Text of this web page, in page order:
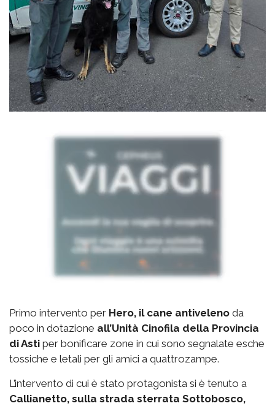
Primo intervento per Hero, il cane antiveleno da
poco in dotazione all’Unità Cinofila della Provincia
di Asti per bonificare zone in cui sono segnalate esche
tossiche e letali per gli amici a quattrozampe.
L’intervento di cui è stato protagonista si è tenuto a
Callianetto, sulla strada sterrata Sottobosco,